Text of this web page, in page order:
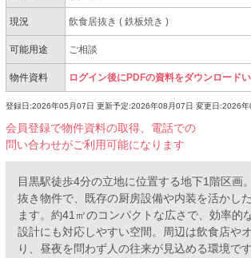
現況 飲食居抜き(鉄板焼き)
可能用途 ご相談
物件資料 ログイン後にPDFの資料をダウンロード
登録日:2026年05月07日 更新予定:2026年08月07日 変更日:2026年
会員登録で物件資料の取得、電話での
問い合わせがご利用可能になります
目黒駅徒歩4分の立地に位置する地下1階区画
抜き物件で、既存の厨房設備や内装を活かし
ます。約41㎡のコンパクトな広さで、効率的
設計にも対応しやすい空間。周辺は飲食店や
り、昼夜を問わず人の往来が見込める環境で